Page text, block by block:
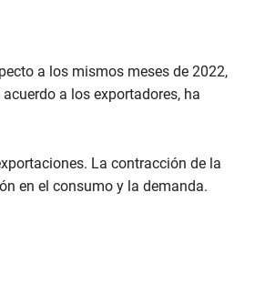
a los mismos meses de 2022,
a los exportadores, ha
La contracción de la
en el consumo y la demanda.